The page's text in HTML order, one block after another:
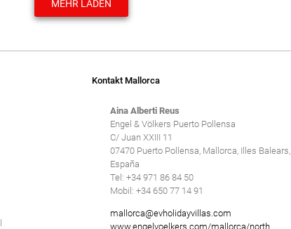
MEHR LADEN
Kontakt Mallorca
Aina Alberti Reus
Engel & Völkers Puerto Pollensa
C/ Juan XXIII 11
07470 Puerto Pollensa, Mallorca, Illes Balears,
España
Tel: +34 971 86 84 50
Mobil: +34 650 77 14 91
mallorca@evholidayvillas.com
www.engelvoelkers.com/mallorca/north